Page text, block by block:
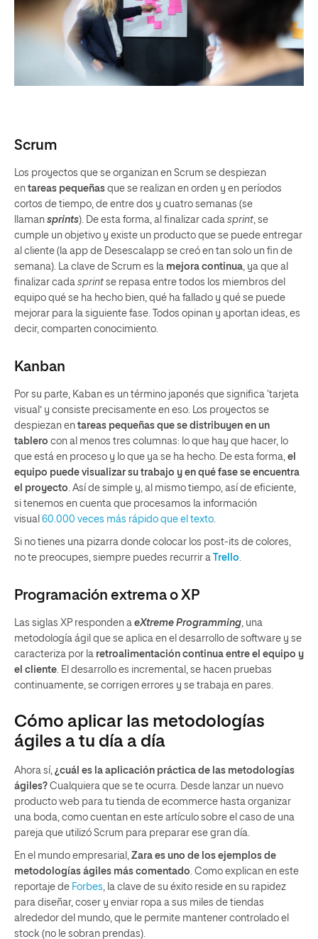
Scrum
Los proyectos que se organizan en Scrum se despiezan
en tareas pequeñas que se realizan en orden y en períodos
cortos de tiempo, de entre dos y cuatro semanas (se
llaman sprints). De esta forma, al finalizar cada sprint , se
cumple un objetivo y existe un producto que se puede entregar
al cliente (la app de Desescalapp se creó en tan solo un fin de
semana). La clave de Scrum es la mejora continua , ya que al
finalizar cada sprint se repasa entre todos los miembros del
equipo qué se ha hecho bien, qué ha fallado y qué se puede
mejorar para la siguiente fase. Todos opinan y aportan ideas, es
decir, comparten conocimiento.
Kanban
Por su parte, Kaban es un término japonés que significa ‘tarjeta
visual’ y consiste precisamente en eso. Los proyectos se
despiezan en tareas pequeñas que se distribuyen en un
tablero con al menos tres columnas: lo que hay que hacer, lo
que está en proceso y lo que ya se ha hecho. De esta forma, el
equipo puede visualizar su trabajo y en qué fase se encuentra
el proyecto . Así de simple y, al mismo tiempo, así de eficiente,
si tenemos en cuenta que procesamos la información
visual 60.000 veces más rápido que el texto
Si no tienes una pizarra donde colocar los post-its de colores,
no te preocupes, siempre puedes recurrir a Trello
Programación extrema o XP
Las siglas XP responden a eXtreme Programming , una
metodología ágil que se aplica en el desarrollo de software y se
caracteriza por la retroalimentación continua entre el equipo y
el cliente . El desarrollo es incremental, se hacen pruebas
continuamente, se corrigen errores y se trabaja en pares.
Cómo aplicar las metodologías
ágiles a tu día a día
Ahora sí, ¿cuál es la aplicación práctica de las metodologías
ágiles? Cualquiera que se te ocurra. Desde lanzar un nuevo
producto web para tu tienda de ecommerce hasta organizar
una boda, como cuentan en este artículo sobre el caso de una
pareja que utilizó Scrum para preparar ese gran día.
En el mundo empresarial, Zara es uno de los ejemplos de
metodologías ágiles más comentado . Como explican en este
reportaje de Forbes , la clave de su éxito reside en su rapidez
para diseñar, coser y enviar ropa a sus miles de tiendas
alrededor del mundo, que le permite mantener controlado el
stock (no le sobran prendas).